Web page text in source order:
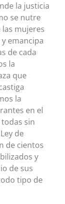
la justicia
se nutre
las mujeres
emancipa
de cada
la
que
la
en el
sin
de
de cientos
y
de sus
tipo de